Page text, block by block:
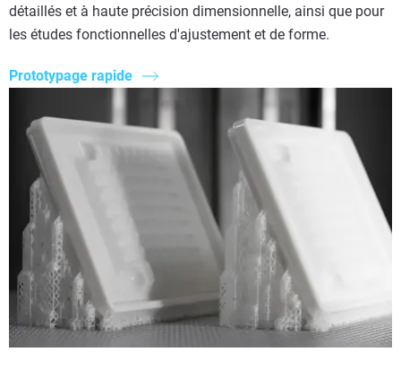
détaillés et à haute précision dimensionnelle, ainsi que pour
les études fonctionnelles d'ajustement et de forme.
Prototypage rapide